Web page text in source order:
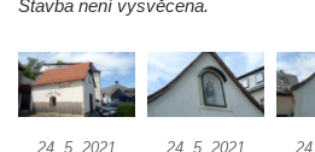
Márnice na hřbitově ve Velešíně
Kostel svatého Václava ve Velešíně
Poutní areál Římov
Stavba není vysvěcena.
24. 5. 2021 24. 5. 2021